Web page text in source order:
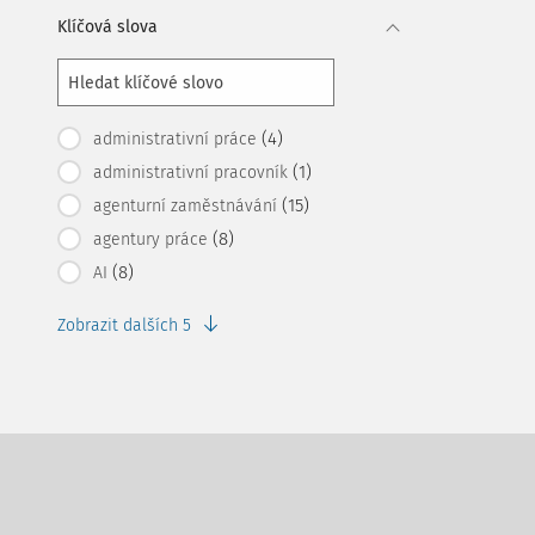
Klíčová slova
administrativní práce (4)
administrativní pracovník (1)
agenturní zaměstnávání (15)
agentury práce (8)
AI (8)
Zobrazit dalších 5